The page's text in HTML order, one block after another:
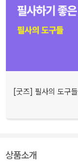
[굿즈] 필사의 도구들
상품소개